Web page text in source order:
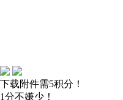
下载附件需5积分！
1分不嫌少！